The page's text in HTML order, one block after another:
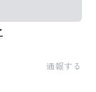
通報する